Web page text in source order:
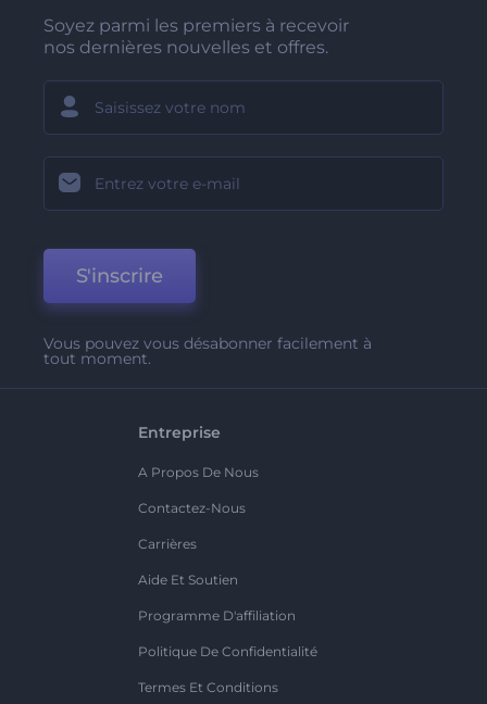
Soyez parmi les premiers à recevoir
nos dernières nouvelles et offres.
S'inscrire
Vous pouvez vous désabonner facilement à
tout moment.
Entreprise
A Propos De Nous
Contactez-Nous
Carrières
Aide Et Soutien
Programme D'affiliation
Politique De Confidentialité
Termes Et Conditions